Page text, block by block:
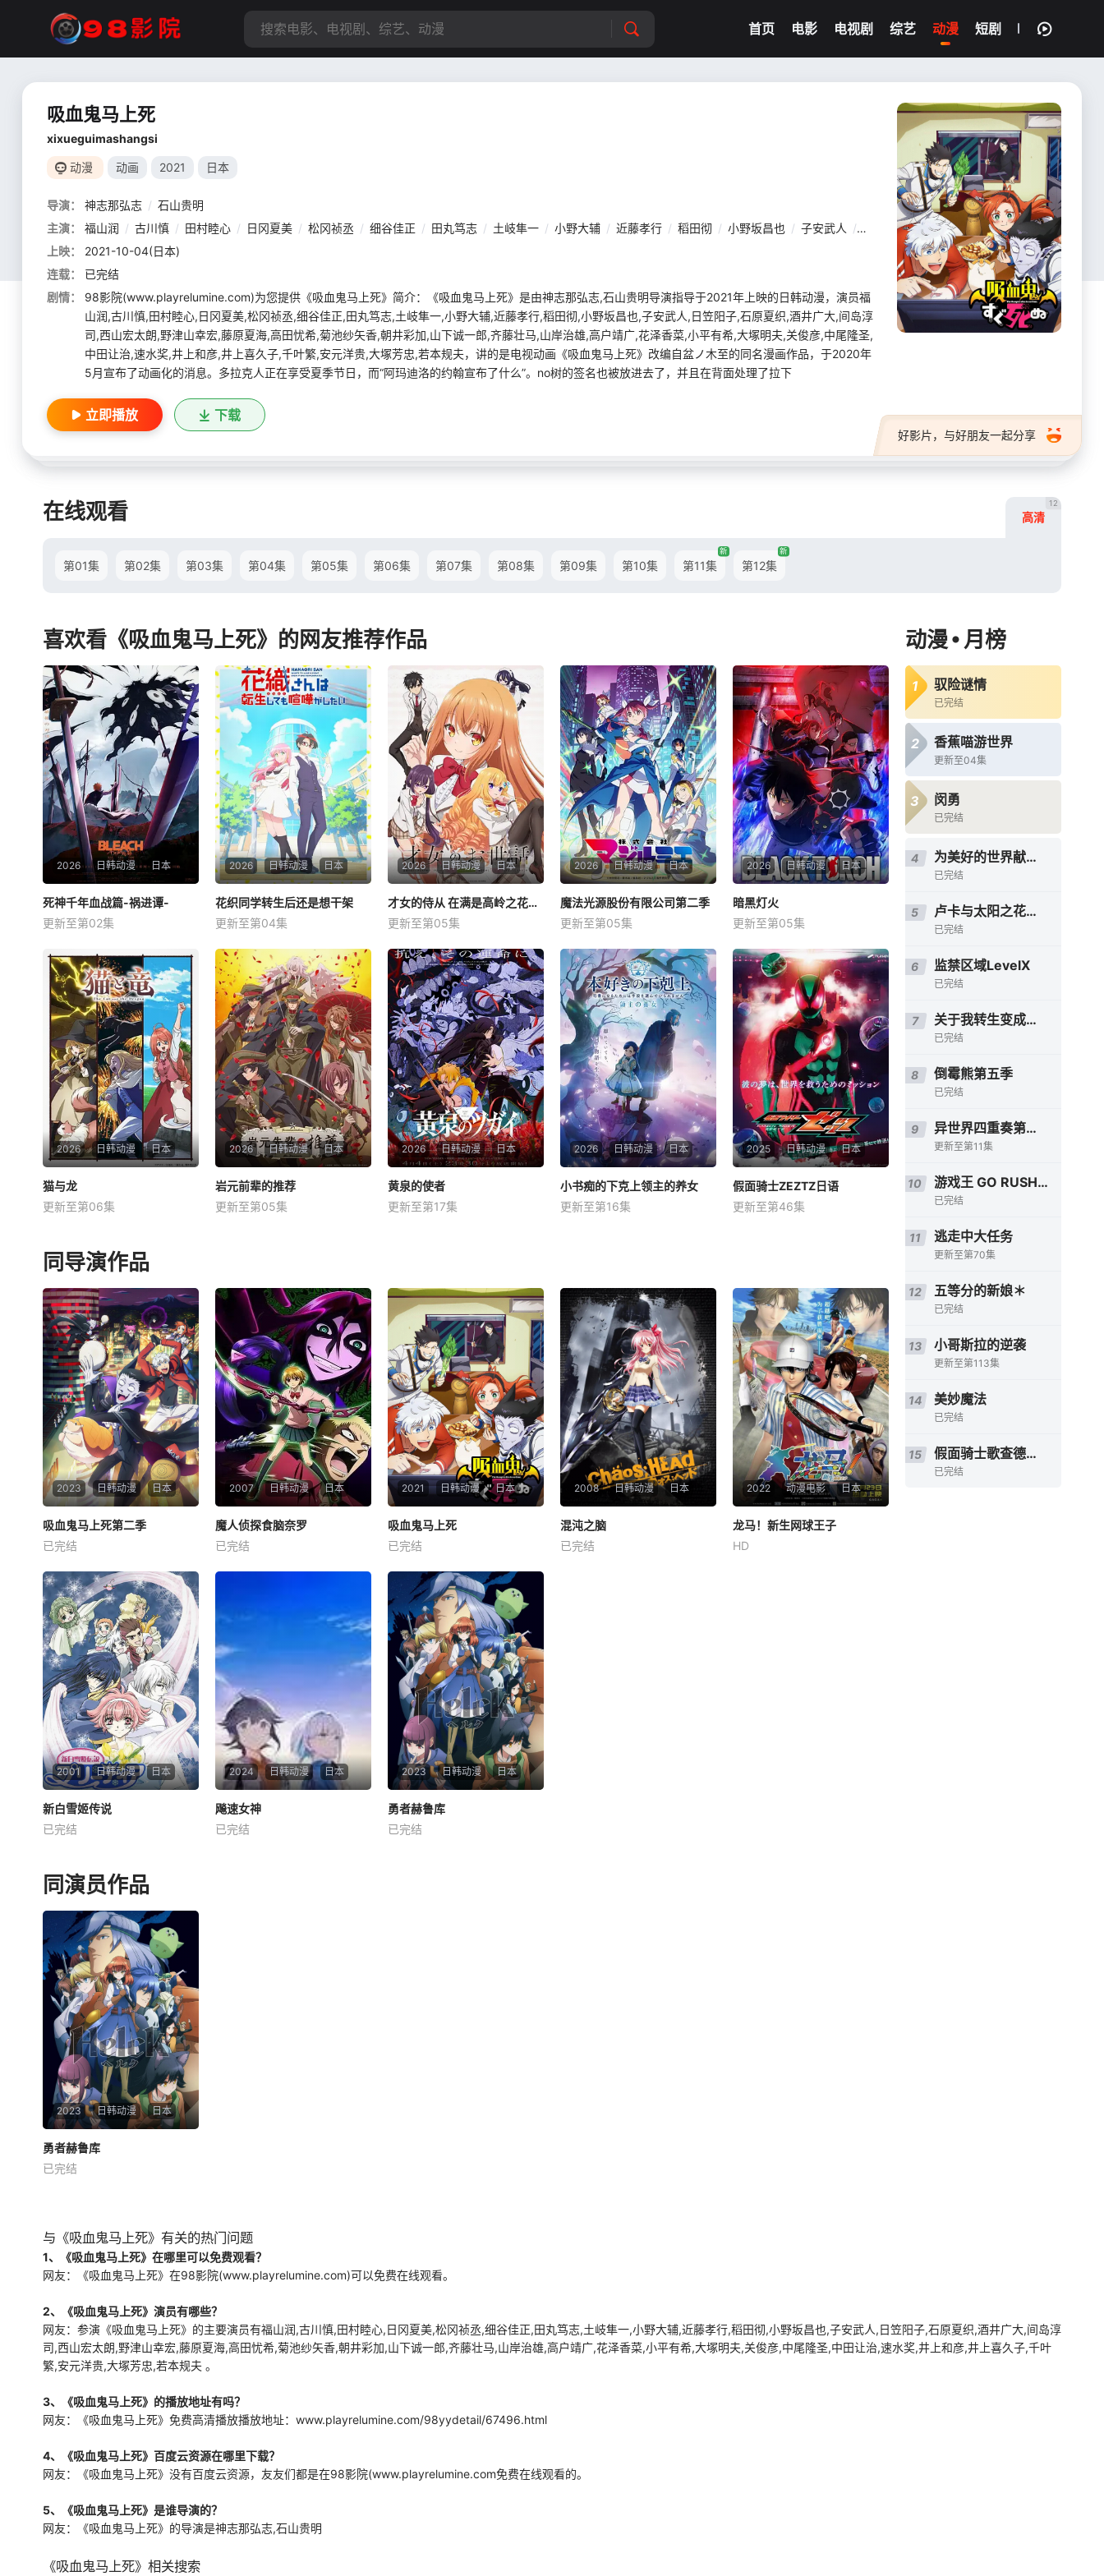
首页 电影 电视剧 综艺 动漫 短剧
吸血鬼马上死
xixueguimashangsi
动漫 动画 2021 日本
导演： 神志那弘志 / 石山贵明
主演：
福山润 / 古川慎 / 田村睦心 / 日冈夏美 / 松冈祯丞 / 细谷佳正 / 田丸笃志 / 土岐隼一 / 小野大辅 / 近藤孝行 / 稻田彻 / 小野坂昌也 / 子安武人 / 日笠阳子 / 石原夏织 / 酒井广大 / 间岛淳司
上映：
2021-10-04(日本)
连载：
已完结
剧情：
98影院(www.playrelumine.com)为您提供《吸血鬼马上死》简介：《吸血鬼马上死》是由神志那弘志,石山贵明导演指导于2021年上映的日韩动漫，演员福
山润,古川慎,田村睦心,日冈夏美,松冈祯丞,细谷佳正,田丸笃志,土岐隼一,小野大辅,近藤孝行,稻田彻,小野坂昌也,子安武人,日笠阳子,石原夏织,酒井广大,间岛淳
司,西山宏太朗,野津山幸宏,藤原夏海,高田忧希,菊池纱矢香,朝井彩加,山下诚一郎,齐藤壮马,山岸治雄,高户靖广,花泽香菜,小平有希,大塚明夫,关俊彦,中尾隆圣,
中田让治,速水奖,井上和彦,井上喜久子,千叶繁,安元洋贵,大塚芳忠,若本规夫，讲的是电视动画《吸血鬼马上死》改编自盆ノ木至的同名漫画作品，于2020年
5月宣布了动画化的消息。多拉克人正在享受夏季节日，而“阿玛迪洛的约翰宣布了什么”。no树的签名也被放进去了，并且在背面处理了拉下
好影片，与好朋友一起分享
立即播放 下载
在线观看 高清
12
第01集 第02集 第03集 第04集 第05集 第06集 第07集 第08集 第09集 第10集 第11集
新
第12集
新
喜欢看《吸血鬼马上死》的网友推荐作品
2026 日韩动漫 日本
死神千年血战篇-祸进谭-
森田成一
星期六 更1即使死神与灭却师
历经千年的血战尽头，毁灭的
未来已隐约可见── &amp;nbs
p; &amp;nbsp; &amp;nbsp; &
amp;nbsp; &amp;nbsp; &am
p;nbsp; &amp;nbsp; &amp;nb
sp; &amp;nbsp;
死神千年血战篇-祸进谭-
更新至第02集
2026 日韩动漫 日本
花织同学转生后还是想干架
福山润
星期日 更1鸣神流星，职业尼
特。 &amp;nbsp; &amp;nbsp;
&amp;nbsp; &amp;nbsp; &a
mp;nbsp; &amp;nbsp; &amp;
nbsp; &amp;nbsp; &amp;nbs
p; &amp;nbsp; &amp;nbsp; &
amp;nbsp;
花织同学转生后还是想干架
更新至第04集
2026 日韩动漫 日本
才女的侍从 在满是高岭之花的贵族学校暗中照顾（毫无生活自理能力的）学院第一大小姐
上村祐翔
星期日 更1满是高岭之花的贵
族学校，学院的第一大小姐竟
然毫无生活自理能力！友成伊
月在阴错阳差之下，卷入日本
顶尖大财团的大小姐・此花雏
子的绑架事件。之后为了生
活，受顾成为此花雏子的侍
从。因为家庭的关系，
才女的侍从 在满是高岭之花的贵族学校暗中照顾（毫无生活自理能力的）学院第一大小姐
更新至第05集
2026 日韩动漫 日本
魔法光源股份有限公司第二季
菲鲁兹·蓝
星期日 更1「魔法少女――そ
れは強くて、格好良くて、し
なやかで。 &amp;nbsp; &am
p;nbsp; &amp;nbsp; &amp;nb
sp; &amp;nbsp; &amp;nbsp;
&amp;nbsp; &amp;nbsp; &a
mp;nbsp; &amp;nbs
魔法光源股份有限公司第二季
更新至第05集
2026 日韩动漫 日本
暗黑灯火
铃木崚汰
星期六 更1作为忍者后裔被祖
父抚养长大、拥有与动物对话
能力的高中生·我妻二郎，某日
在森林中遇见了受伤倒地的黑
猫·罗睺。 &amp;nbsp; &amp;
nbsp; &amp;nbsp; &amp;nbs
p; &amp;nbsp; &amp;nbsp
暗黑灯火
更新至第05集
2026 日韩动漫 日本
猫与龙
子安武人
在深邃的森林深处，一只会喷
火的龙，与一群能操纵魔法的
p; &amp;nbsp; &amp;nbsp; &
amp;nbsp; &amp;nbsp; &am
p;nbsp; &amp;nbsp; &amp;nb
sp; &amp;nbsp; &amp;n
猫与龙
更新至第06集
2026 日韩动漫 日本
岩元前辈的推荐
坂泰斗
可用于军事的超常力量而收
集、研究超自然现象的特殊机
构。栖凤中学三年级学生岩元
胡堂奉军部指令，奔赴全国各
地进行调查。然
岩元前辈的推荐
更新至第05集
2026 日韩动漫 日本
黄泉的使者
小野贤章
称为“分隔夜与昼的双子”。他
们拥有获得特殊力量的资格，
一场围绕他们的双使战斗也随
之展开。 &amp;nbsp; &amp;
nbsp; &amp;
黄泉的使者
更新至第17集
2026 日韩动漫 日本
小书痴的下克上领主的养女
井口裕香
速水奖
多莉以及孤儿院的孩子们一起
制作了儿童用的圣典绘本。对
书本的热情有增无减的梅茵，
赋予了约翰与海蒂&amp;quot;
古腾堡&amp;quo
小书痴的下克上领主的养女
更新至第16集
2025 日韩动漫 日本
假面骑士ZEZTZ日语
今井龙太郎
mp;nbsp; &amp;nbsp; &amp;
nbsp; &amp;nbsp; &amp;nbs
p; &amp;nbsp; &amp;nbsp; &
amp;nbsp; &amp;n
假面骑士ZEZTZ日语
更新至第46集
同导演作品
2023 日韩动漫 日本
吸血鬼马上死第二季
福山润
电视动画《#吸血鬼马上死第
二季#》宣布决定制作~
吸血鬼马上死第二季
已完结
2007 日韩动漫 日本
魔人侦探食脑奈罗
释放出或强或弱的能量，食脑
门食用这些能量的魔族，当魔
界再无可以解开的谜团之后，
他来到了人世，只为了寻找那
能够满足他的极致的
魔人侦探食脑奈罗
已完结
2021 日韩动漫 日本
吸血鬼马上死
福山润
电视动画《吸血鬼马上死》改
编自盆ノ木至的同名漫画作
品，于2020年5月宣布了动画
化的消息。多拉克人正在享受
夏季节日，而“阿玛迪洛的约
翰宣布了什么”。no树的签名
也被放进去了，并且在背面处
理了拉下的金德
吸血鬼马上死
已完结
2008 日韩动漫 日本
混沌之脑
混沌之脑
已完结
2022 动漫电影 日本
龙马！新生网球王子
龙马！新生网球王子
HD
2001 日韩动漫 日本
新白雪姬传说
淡雪姬乃（吉田小百合 配音）
自幼便失去了母亲，和父亲一
虽然清苦，但却充满了幸福。
可是，平静的一切在父亲迎娶
了第二任妻子后发生了翻天覆
地的变化，淡雪姬乃不但受到
了继母的折磨，还
新白雪姬传说
已完结
2024 日韩动漫 日本
飚速女神
飚速女神
已完结
2023 日韩动漫 日本
勇者赫鲁库
勇者赫鲁库
已完结
同演员作品
2023 日韩动漫 日本
勇者赫鲁库
己之力击败了魔王。 &amp;nb
sp; &amp;nbsp; &amp;nbsp;
&amp;nbsp; &amp;nbsp; &a
mp;nbsp; &amp;nbsp; &amp;
p; &amp;nbsp;
勇者赫鲁库
已完结
动漫• 月榜
1 驭险谜情
已完结
2 香蕉喵游世界
更新至04集
3 闵勇
已完结
4 为美好的世界献上祝福！ 第三季
已完结
5 卢卡与太阳之花第二章
已完结
6 监禁区域LevelX
已完结
7 关于我转生变成史莱姆这档事第三季
已完结
8 倒霉熊第五季
已完结
9 异世界四重奏第三季
更新至第11集
10 游戏王 GO RUSH！！
已完结
11 逃走中大任务
更新至第70集
12 五等分的新娘＊
已完结
13 小哥斯拉的逆袭
更新至第113集
14 美妙魔法
已完结
15 假面骑士歌查德日语
已完结
与《吸血鬼马上死》有关的热门问题
1、《吸血鬼马上死》在哪里可以免费观看？
网友：《吸血鬼马上死》在98影院(www.playrelumine.com)可以免费在线观看。
2、《吸血鬼马上死》演员有哪些？
网友：参演《吸血鬼马上死》的主要演员有福山润,古川慎,田村睦心,日冈夏美,松冈祯丞,细谷佳正,田丸笃志,土岐隼一,小野大辅,近藤孝行,稻田彻,小野坂昌也,子安武人,日笠阳子,石原夏织,酒井广大,间岛淳
司,西山宏太朗,野津山幸宏,藤原夏海,高田忧希,菊池纱矢香,朝井彩加,山下诚一郎,齐藤壮马,山岸治雄,高户靖广,花泽香菜,小平有希,大塚明夫,关俊彦,中尾隆圣,中田让治,速水奖,井上和彦,井上喜久子,千叶
繁,安元洋贵,大塚芳忠,若本规夫 。
3、《吸血鬼马上死》的播放地址有吗？
网友：《吸血鬼马上死》免费高清播放播放地址：www.playrelumine.com/98yydetail/67496.html
4、《吸血鬼马上死》百度云资源在哪里下载？
网友：《吸血鬼马上死》没有百度云资源，友友们都是在98影院(www.playrelumine.com免费在线观看的。
5、《吸血鬼马上死》是谁导演的？
网友：《吸血鬼马上死》的导演是神志那弘志,石山贵明
《吸血鬼马上死》相关搜索